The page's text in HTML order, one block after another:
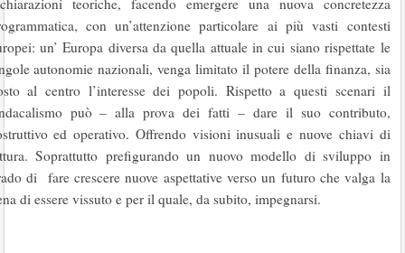
teoriche, facendo emergere una nuova concretezza
con un’attenzione particolare ai più vasti contesti
un’ Europa diversa da quella attuale in cui siano rispettate le
autonomie nazionali, venga limitato il potere della finanza, sia
al centro l’interesse dei popoli. Rispetto a questi scenari il
può – alla prova dei fatti – dare il suo contributo,
ed operativo. Offrendo visioni inusuali e nuove chiavi di
Soprattutto prefigurando un nuovo modello di sviluppo in
di fare crescere nuove aspettative verso un futuro che valga la
di essere vissuto e per il quale, da subito, impegnarsi.